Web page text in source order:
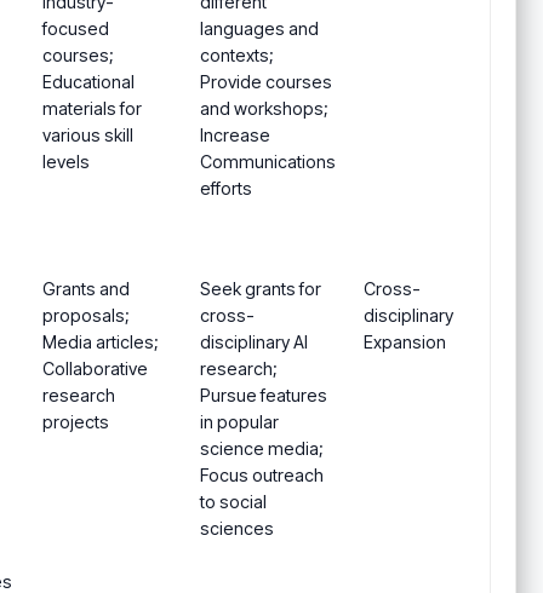
languages and
contexts;
Provide courses
and workshops;
Increase
Communications
efforts
focused
courses;
Educational
materials for
various skill
levels
Cross-
disciplinary
Expansion
Seek grants for
cross-
disciplinary AI
research;
Pursue features
in popular
science media;
Focus outreach
to social
sciences
Grants and
proposals;
Media articles;
Collaborative
research
projects